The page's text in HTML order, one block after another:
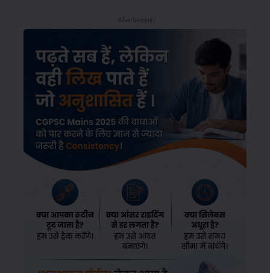
- Advertisement -